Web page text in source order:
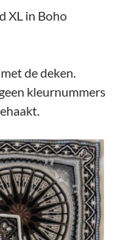
XL in Boho
de deken.
kleurnummers